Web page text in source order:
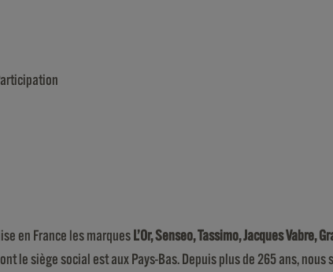
en France les marques L’Or, Senseo, Tassimo, Jacques Vabre,
le siège social est aux Pays-Bas. Depuis plus de 265 ans, nous